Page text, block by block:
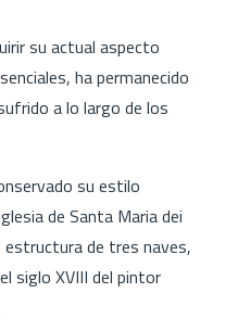
su actual aspecto
ha permanecido
a lo largo de los
su estilo
de Santa Maria dei
de tres naves,
siglo XVIII del pintor